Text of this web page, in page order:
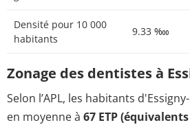
Densité pour 10 000
habitants
9.33 ‱
Zonage des dentistes à
Selon l’APL, les habitants
en moyenne à 67 ETP